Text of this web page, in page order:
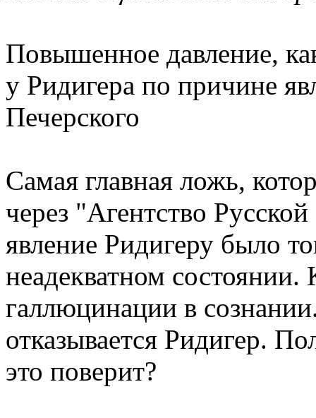
Повышенное давление,
у Ридигера по причине
Печерского
Самая главная ложь,
через "Агентство
явление Ридигеру было
неадекватном
галлюцинации в
отказывается Ридигер.
это поверит?